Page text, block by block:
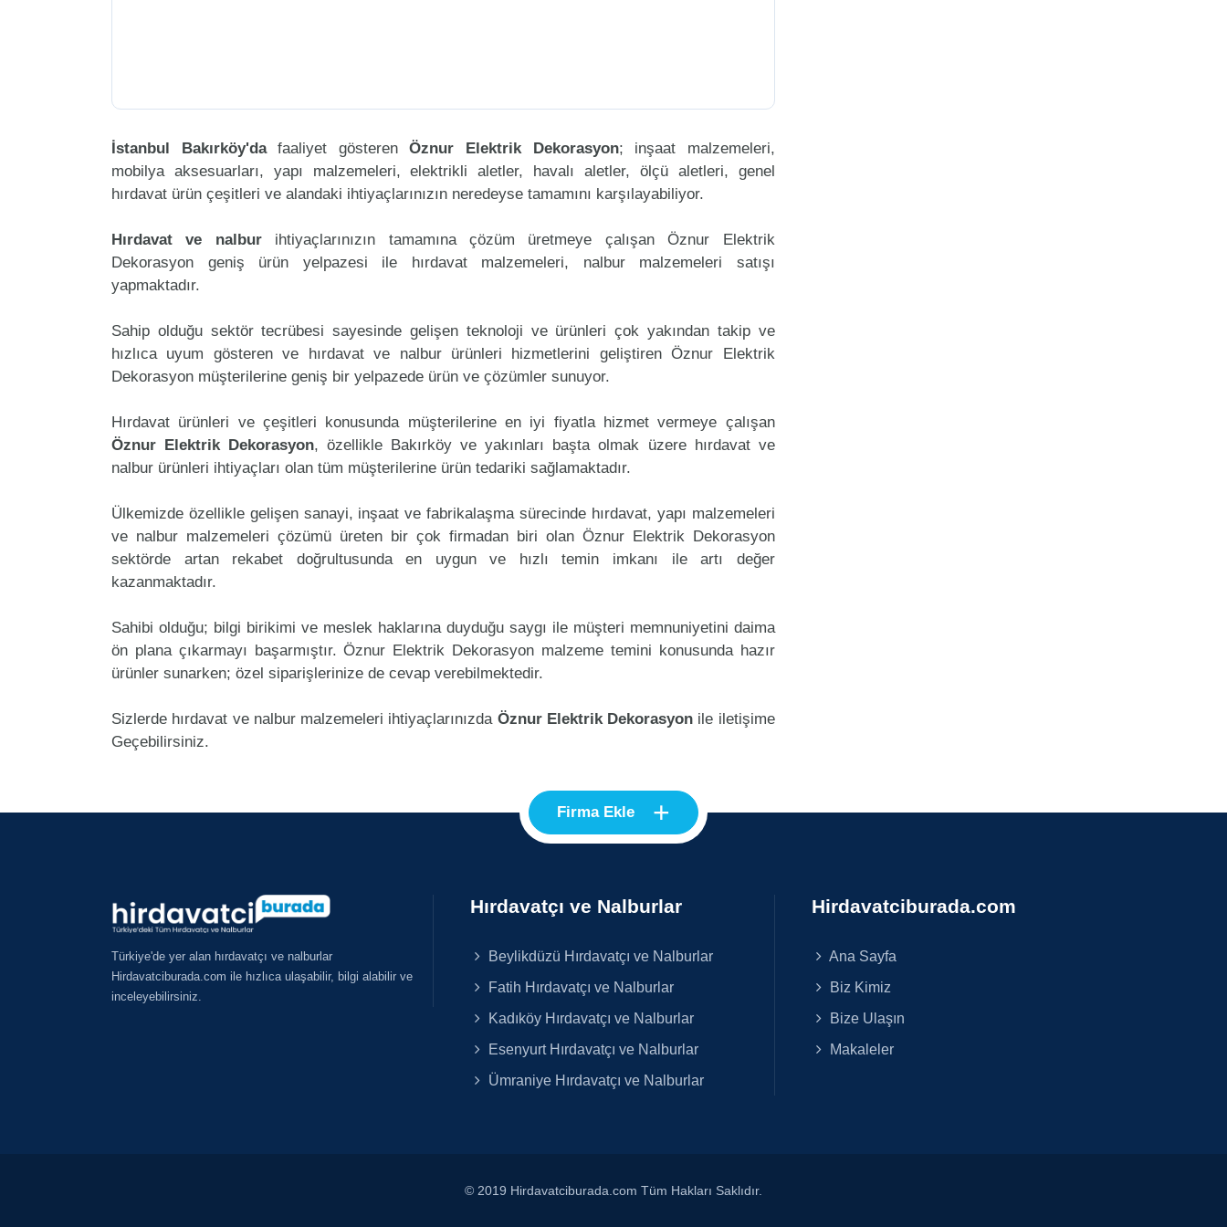
İstanbul Bakırköy'dafaaliyet gösterenÖznur Elektrik Dekorasyon; inşaat malzemeleri,
mobilya aksesuarları, yapı malzemeleri, elektrikli aletler, havalı aletler, ölçü aletleri, genel
hırdavat ürün çeşitleri ve alandaki ihtiyaçlarınızın neredeyse tamamını karşılayabiliyor.
Hırdavat ve nalburihtiyaçlarınızın tamamına çözüm üretmeye çalışan Öznur Elektrik
Dekorasyon geniş ürün yelpazesi ile hırdavat malzemeleri, nalbur malzemeleri satışı
yapmaktadır.
Sahip olduğu sektör tecrübesi sayesinde gelişen teknoloji ve ürünleri çok yakından takip ve
hızlıca uyum gösteren ve hırdavat ve nalbur ürünleri hizmetlerini geliştiren Öznur Elektrik
Dekorasyon müşterilerine geniş bir yelpazede ürün ve çözümler sunuyor.
Hırdavat ürünleri ve çeşitleri konusunda müşterilerine en iyi fiyatla hizmet vermeye çalışan
Öznur Elektrik Dekorasyon, özellikle Bakırköy ve yakınları başta olmak üzere hırdavat ve
nalbur ürünleri ihtiyaçları olan tüm müşterilerine ürün tedariki sağlamaktadır.
Ülkemizde özellikle gelişen sanayi, inşaat ve fabrikalaşma sürecinde hırdavat, yapı malzemeleri
ve nalbur malzemeleri çözümü üreten bir çok firmadan biri olan Öznur Elektrik Dekorasyon
sektörde artan rekabet doğrultusunda en uygun ve hızlı temin imkanı ile artı değer
kazanmaktadır.
Sahibi olduğu; bilgi birikimi ve meslek haklarına duyduğu saygı ile müşteri memnuniyetini daima
ön plana çıkarmayı başarmıştır. Öznur Elektrik Dekorasyon malzeme temini konusunda hazır
ürünler sunarken; özel siparişlerinize de cevap verebilmektedir.
Sizlerde hırdavat ve nalbur malzemeleri ihtiyaçlarınızda Öznur Elektrik Dekorasyon ile iletişime
Geçebilirsiniz.
Firma Ekle +
Türkiye'de yer alan hırdavatçı ve nalburlar
Hirdavatciburada.com ile hızlıca ulaşabilir, bilgi alabilir ve
inceleyebilirsiniz.
Hırdavatçı ve Nalburlar
Beylikdüzü Hırdavatçı ve Nalburlar
Fatih Hırdavatçı ve Nalburlar
Kadıköy Hırdavatçı ve Nalburlar
Esenyurt Hırdavatçı ve Nalburlar
Ümraniye Hırdavatçı ve Nalburlar
Hirdavatciburada.com
Ana Sayfa
Biz Kimiz
Bize Ulaşın
Makaleler
© 2019 Hirdavatciburada.com Tüm Hakları Saklıdır.